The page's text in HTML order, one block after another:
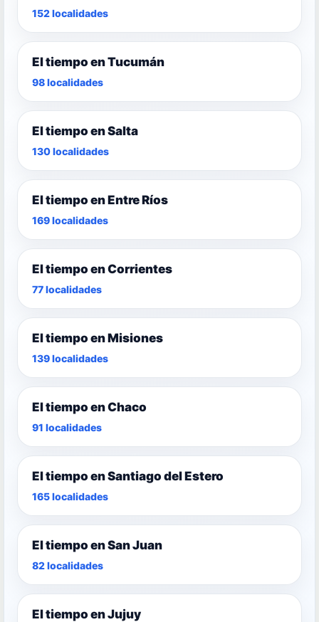
152 localidades
El tiempo en Tucumán
98 localidades
El tiempo en Salta
130 localidades
El tiempo en Entre Ríos
169 localidades
El tiempo en Corrientes
77 localidades
El tiempo en Misiones
139 localidades
El tiempo en Chaco
91 localidades
El tiempo en Santiago del Estero
165 localidades
El tiempo en San Juan
82 localidades
El tiempo en Jujuy